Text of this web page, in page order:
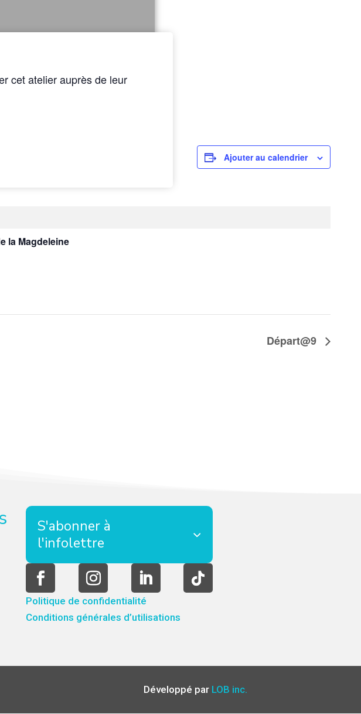
cet atelier auprès de leur
Ajouter au calendrier
la Magdeleine
Départ@9
S'abonner à
l'infolettre
Politique de confidentialité
Conditions générales d’utilisations
Développé par LOB inc.